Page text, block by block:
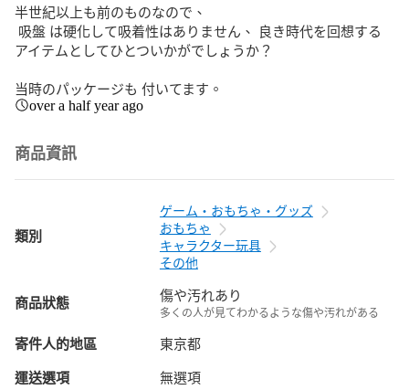
半世紀以上も前のものなので、
アイテムとしてひとついかがでしょうか？
当時のパッケージも 付いてます。
over a half year ago
商品資訊
類別
ゲーム・おもちゃ・グッズ
おもちゃ
キャラクター玩具
その他
商品狀態 傷や汚れあり
多くの人が見てわかるような傷や汚れがある
寄件人的地區 東京都
運送選項 無選項